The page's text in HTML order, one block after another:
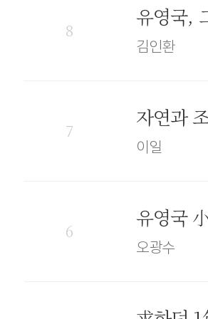
8
유영국,
김인환
7
자연과
이일
6
유영국
오광수